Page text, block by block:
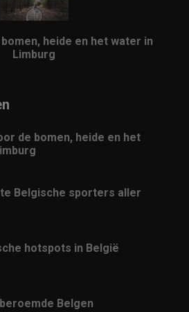
heide en het water in
Limburg
de bomen, heide en het
Belgische sporters aller
hotspots in België
Belgen